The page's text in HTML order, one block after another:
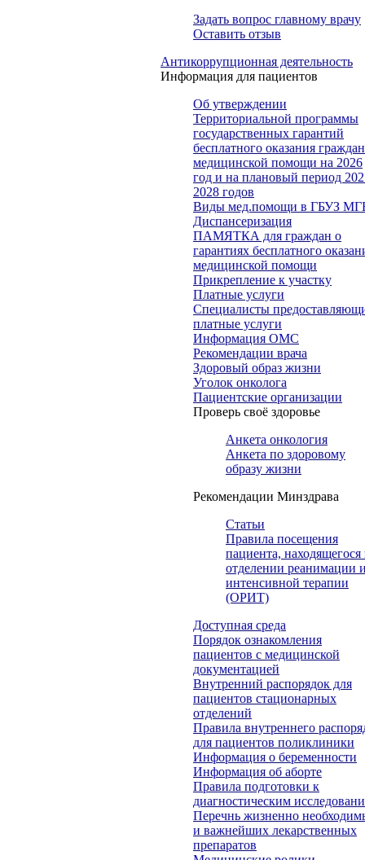
Задать вопрос главному врачу
Оставить отзыв
Антикоррупционная деятельность
Информация для пациентов
Об утверждении
Территориальной программы
государственных гарантий
бесплатного оказания
медицинской помощи на 2026
год и на плановый период
2028 годов
Виды мед.помощи в ГБУЗ
Диспансеризация
ПАМЯТКА для граждан о
гарантиях бесплатного
медицинской помощи
Прикрепление к участку
Платные услуги
Специалисты
платные услуги
Информация ОМС
Рекомендации врача
Здоровый образ жизни
Уголок онколога
Пациентские организации
Проверь своё здоровье
Анкета онкология
Анкета по здоровому
образу жизни
Рекомендации Минздрава
Статьи
Правила посещения
пациента, находящегося
отделении реанимации и
интенсивной терапии
(ОРИТ)
Доступная среда
Порядок ознакомления
пациентов с медицинской
документацией
Внутренний распорядок для
пациентов стационарных
отделений
Правила внутреннего
для пациентов поликлиники
Информация о беременности
Информация об аборте
Правила подготовки к
диагностическим
Перечнь жизненно
и важнейших лекарственных
препаратов